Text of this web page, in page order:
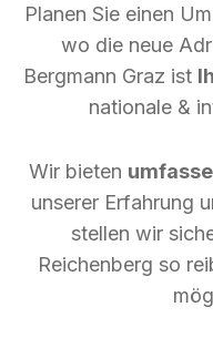
Planen Sie einen
wo die neue
Bergmann Graz ist
nationale &
Wir bieten
unserer Erfahrung
stellen wir
Reichenberg so